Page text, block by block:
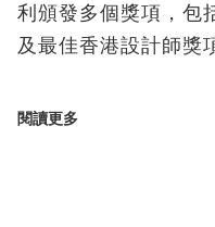
利頒發多個獎項，包
及最佳香港設計師獎
閱讀更多